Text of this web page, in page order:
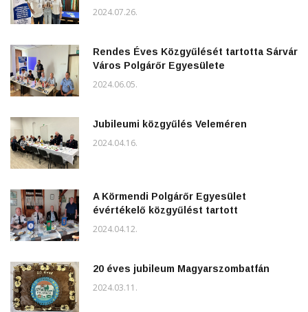
2024.07.26.
Rendes Éves Közgyűlését tartotta Sárvár
Város Polgárőr Egyesülete
2024.06.05.
Jubileumi közgyűlés Veleméren
2024.04.16.
A Körmendi Polgárőr Egyesület
évértékelő közgyűlést tartott
2024.04.12.
20 éves jubileum Magyarszombatfán
2024.03.11.